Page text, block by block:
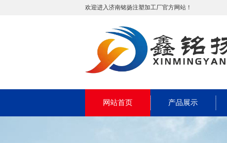
欢迎进入济南铭扬注塑加工厂官方网站！
网站首页 产品展示